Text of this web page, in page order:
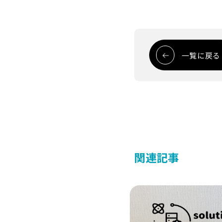
一覧に戻る
関連記事